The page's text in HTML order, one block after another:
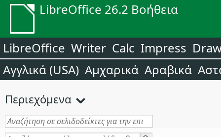
LibreOffice 26.2 Βοήθεια
LibreOffice Writer Calc Impress
Αγγλικά (USA) Αμχαρικά Αραβικά
Περιεχόμενα